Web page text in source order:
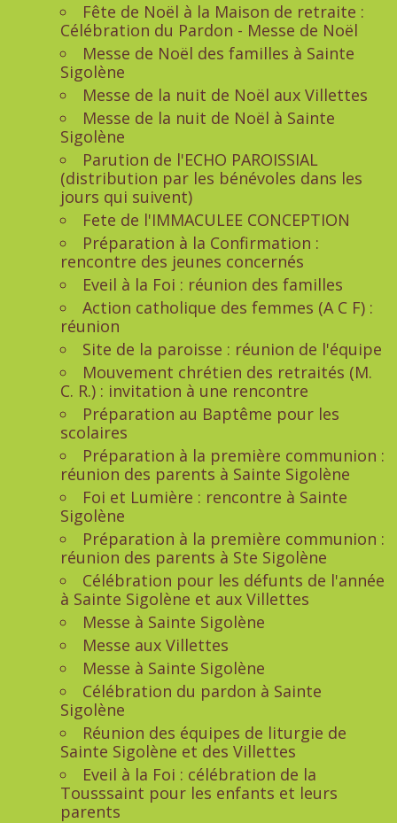
Fête de Noël à la Maison de retraite :
Célébration du Pardon - Messe de Noël
Messe de Noël des familles à Sainte
Sigolène
Messe de la nuit de Noël aux Villettes
Messe de la nuit de Noël à Sainte
Sigolène
Parution de l'ECHO PAROISSIAL
(distribution par les bénévoles dans les
jours qui suivent)
Fete de l'IMMACULEE CONCEPTION
Préparation à la Confirmation :
rencontre des jeunes concernés
Eveil à la Foi : réunion des familles
Action catholique des femmes (A C F) :
réunion
Site de la paroisse : réunion de l'équipe
Mouvement chrétien des retraités (M.
C. R.) : invitation à une rencontre
Préparation au Baptême pour les
scolaires
Préparation à la première communion :
réunion des parents à Sainte Sigolène
Foi et Lumière : rencontre à Sainte
Sigolène
Préparation à la première communion :
réunion des parents à Ste Sigolène
Célébration pour les défunts de l'année
à Sainte Sigolène et aux Villettes
Messe à Sainte Sigolène
Messe aux Villettes
Messe à Sainte Sigolène
Célébration du pardon à Sainte
Sigolène
Réunion des équipes de liturgie de
Sainte Sigolène et des Villettes
Eveil à la Foi : célébration de la
Tousssaint pour les enfants et leurs
parents